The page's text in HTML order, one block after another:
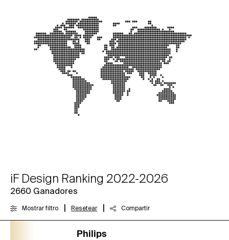
iF Design Ranking 2022-2026
2660 Ganadores
Mostrar filtro Resetear Compartir
Philips